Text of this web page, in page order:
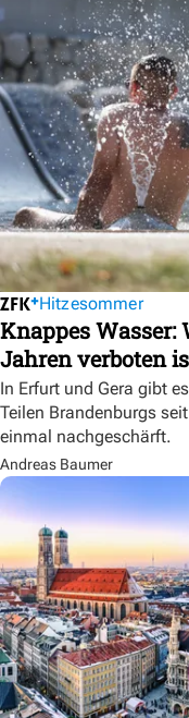
Hitzesommer
Knappes Wasser:
Jahren verboten
In Erfurt und Gera gibt
Teilen Brandenburgs
einmal nachgeschärft.
Andreas Baumer